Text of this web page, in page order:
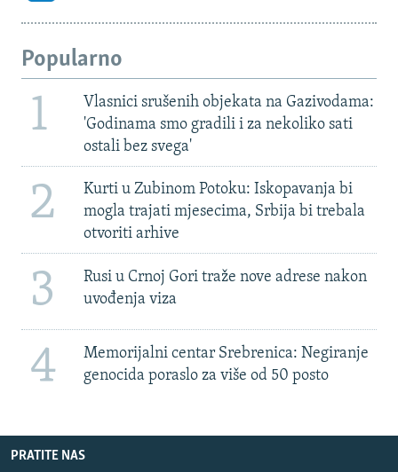
Popularno
1
Vlasnici srušenih objekata na Gazivodama:
'Godinama smo gradili i za nekoliko sati
ostali bez svega'
2
Kurti u Zubinom Potoku: Iskopavanja bi
mogla trajati mjesecima, Srbija bi trebala
otvoriti arhive
3
Rusi u Crnoj Gori traže nove adrese nakon
uvođenja viza
4
Memorijalni centar Srebrenica: Negiranje
genocida poraslo za više od 50 posto
PRATITE NAS